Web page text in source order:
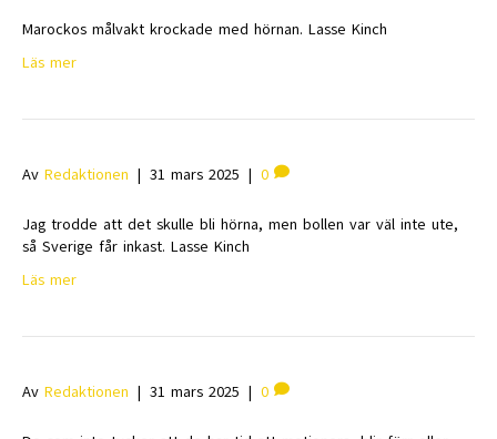
Marockos målvakt krockade med hörnan. Lasse Kinch
Läs mer
Av Redaktionen | 31 mars 2025 | 0
Jag trodde att det skulle bli hörna, men bollen var väl inte ute,
så Sverige får inkast. Lasse Kinch
Läs mer
Av Redaktionen | 31 mars 2025 | 0